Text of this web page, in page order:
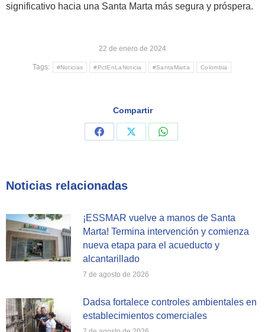
significativo hacia una Santa Marta más segura y próspera.
22 de enero de 2024
Tags: #Noticias #PctEnLaNoticia #SantaMarta Colombia
Compartir
Share
Share
Share
Noticias relacionadas
¡ESSMAR vuelve a manos de Santa
Marta! Termina intervención y comienza
nueva etapa para el acueducto y
alcantarillado
7 de agosto de 2026
Dadsa fortalece controles ambientales en
establecimientos comerciales